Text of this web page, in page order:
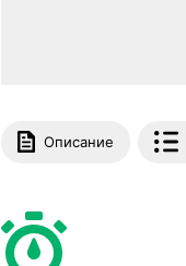
Описание